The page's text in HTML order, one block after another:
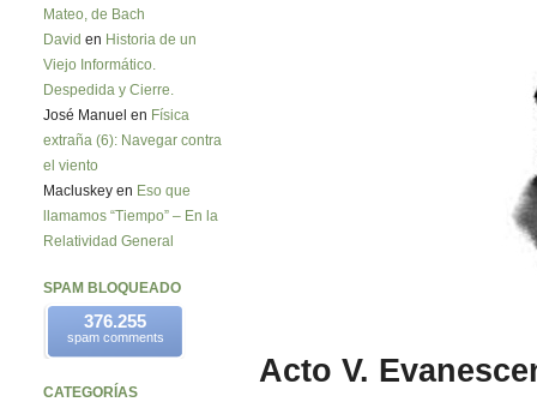
Acto V.
Mateo, de Bach
David en Historia de un
Viejo Informático.
Despedida y Cierre.
José Manuel en Física
extraña (6): Navegar contra
el viento
Macluskey en Eso que
llamamos “Tiempo” – En la
Relatividad General
SPAM BLOQUEADO
376.255
spam comments
CATEGORÍAS